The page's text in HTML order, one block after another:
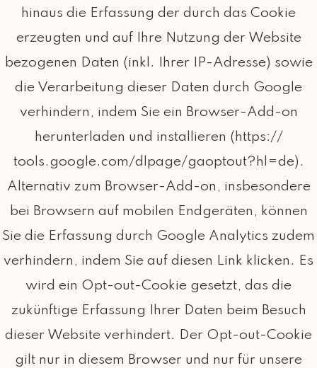
hinaus die Erfassung der durch das Cookie
erzeugten und auf Ihre Nutzung der Website
bezogenen Daten (inkl. Ihrer IP-Adresse) sowie
die Verarbeitung dieser Daten durch Google
verhindern, indem Sie ein Browser-Add-on
herunterladen und installieren (https://
tools.google.com/dlpage/gaoptout?hl=de).
Alternativ zum Browser-Add-on, insbesondere
bei Browsern auf mobilen Endgeräten, können
Sie die Erfassung durch Google Analytics zudem
verhindern, indem Sie auf diesen Link klicken. Es
wird ein Opt-out-Cookie gesetzt, das die
zukünftige Erfassung Ihrer Daten beim Besuch
dieser Website verhindert. Der Opt-out-Cookie
gilt nur in diesem Browser und nur für unsere